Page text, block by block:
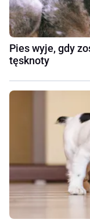
Pies wyje, gdy
tęsknoty